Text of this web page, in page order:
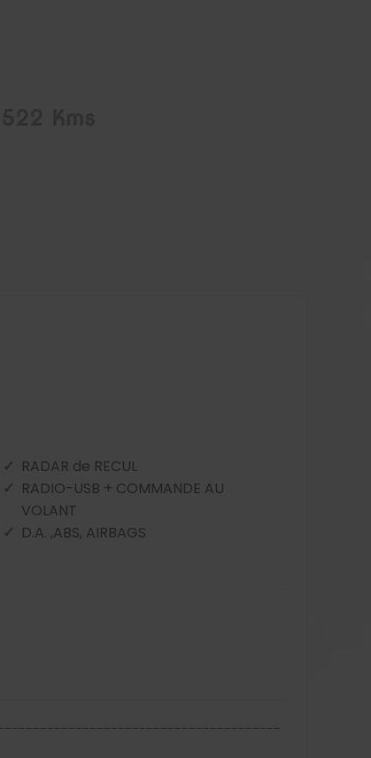
RADAR de RECUL
RADIO-USB + COMMANDE AU
VOLANT
D.A. ,ABS, AIRBAGS